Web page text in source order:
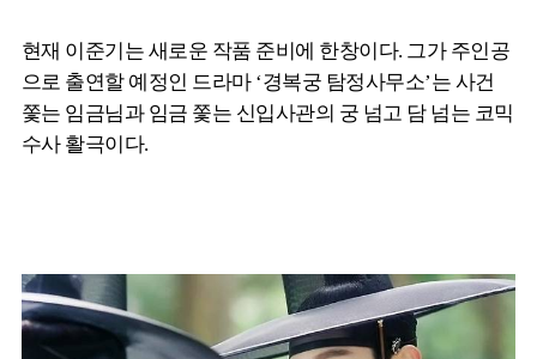
현재 이준기는 새로운 작품 준비에 한창이다. 그가 주인공
으로 출연할 예정인 드라마 ‘경복궁 탐정사무소’는 사건
쫓는 임금님과 임금 쫓는 신입사관의 궁 넘고 담 넘는 코믹
수사 활극이다.